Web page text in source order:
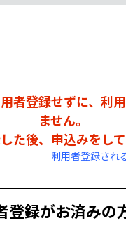
者登録せずに、利
ません。
た後、申込みをして
利用者登録され
登録がお済みの